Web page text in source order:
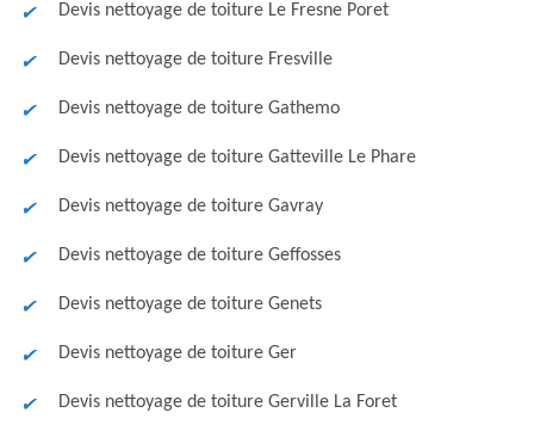
Devis nettoyage de toiture Le Fresne Poret
Devis nettoyage de toiture Fresville
Devis nettoyage de toiture Gathemo
Devis nettoyage de toiture Gatteville Le Phare
Devis nettoyage de toiture Gavray
Devis nettoyage de toiture Geffosses
Devis nettoyage de toiture Genets
Devis nettoyage de toiture Ger
Devis nettoyage de toiture Gerville La Foret